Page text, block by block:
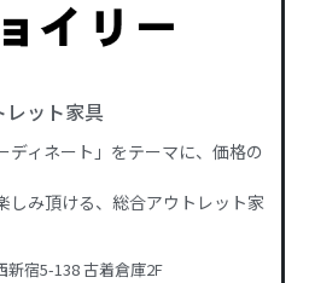
レット家具
ディネート」をテーマに、価格の
しみ頂ける、総合アウトレット家
新宿5-138 古着倉庫2F